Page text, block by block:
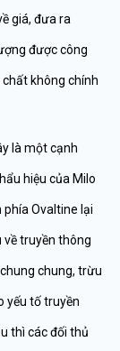
giá, đưa ra
được công
không chính
là một cạnh
hiệu của Milo
phía Ovaltine lại
về truyền thông
chung, trừu
yếu tố truyền
thì các đối thủ